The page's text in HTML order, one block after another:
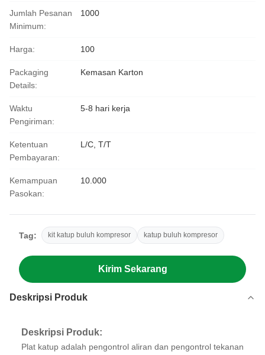
Jumlah Pesanan
Minimum:
1000
Harga: 100
Packaging
Details:
Kemasan Karton
Waktu
Pengiriman:
5-8 hari kerja
Ketentuan
Pembayaran:
L/C, T/T
Kemampuan
Pasokan:
10.000
Tag: kit katup buluh kompresor katup buluh kompresor
Kirim Sekarang
Deskripsi Produk
Deskripsi Produk:
Plat katup adalah pengontrol aliran dan pengontrol tekanan